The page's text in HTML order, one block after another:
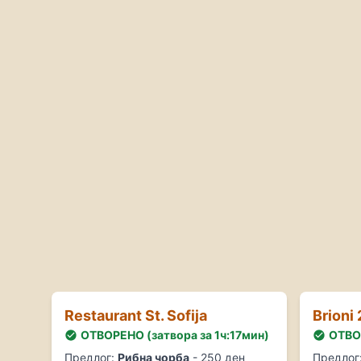
Restaurant St. Sofija
ОТВОРЕНО (затвора за 1ч:17мин)
Предлог: Рибна чорба - 250 ден
Brioni
Предлог: